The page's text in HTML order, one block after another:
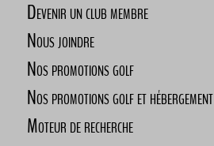
Devenir un club membre
Nous joindre
Nos promotions golf
Nos promotions golf et hébergement
Moteur de recherche